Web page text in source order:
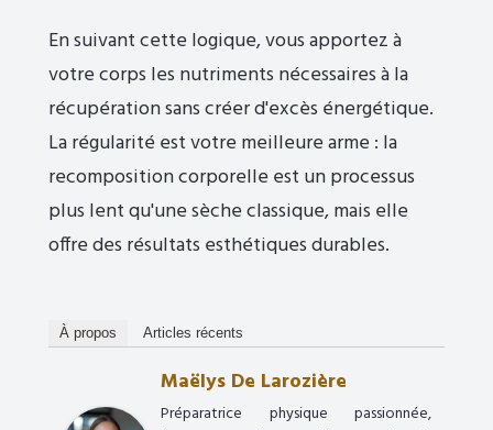
En suivant cette logique, vous apportez à
votre corps les nutriments nécessaires à la
récupération sans créer d'excès énergétique.
La régularité est votre meilleure arme : la
recomposition corporelle est un processus
plus lent qu'une sèche classique, mais elle
offre des résultats esthétiques durables.
À propos Articles récents
Maëlys De Larozière
Préparatrice physique passionnée,